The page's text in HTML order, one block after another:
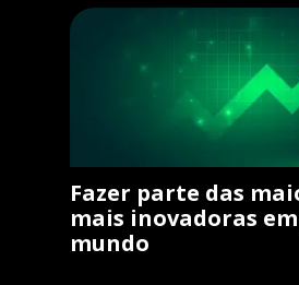
Fazer parte das
mais inovadoras
mundo